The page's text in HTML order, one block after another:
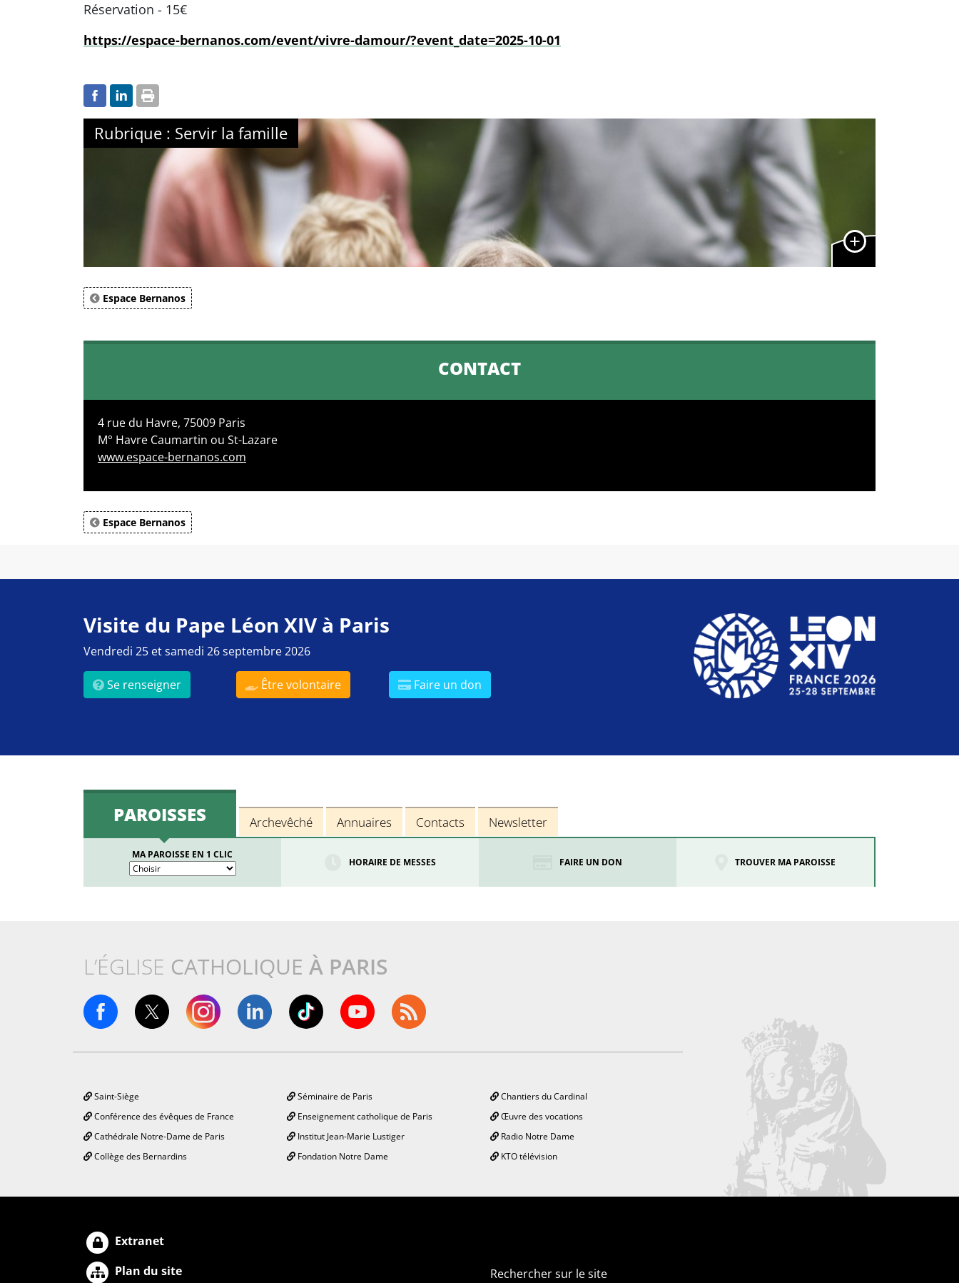
Réservation - 15€
https://espace-bernanos.com/event/vivre-damour/?event_date=2025-10-01
Rubrique : Servir la famille
Espace Bernanos
CONTACT
4 rue du Havre, 75009 Paris
M° Havre Caumartin ou St-Lazare
www.espace-bernanos.com
Espace Bernanos
Visite du Pape Léon XIV à Paris
Vendredi 25 et samedi 26 septembre 2026
Se renseigner Être volontaire Faire un don
PAROISSES Archevêché Annuaires Contacts Newsletter
MA PAROISSE EN 1 CLIC
HORAIRE DE MESSES FAIRE UN DON TROUVER MA PAROISSE
L’ÉGLISE CATHOLIQUE À PARIS
Saint-Siège
Conférence des évêques de France
Cathédrale Notre-Dame de Paris
Collège des Bernardins
Séminaire de Paris
Enseignement catholique de Paris
Institut Jean-Marie Lustiger
Fondation Notre Dame
Chantiers du Cardinal
Œuvre des vocations
Radio Notre Dame
KTO télévision
Extranet
Plan du site
Rechercher sur le site